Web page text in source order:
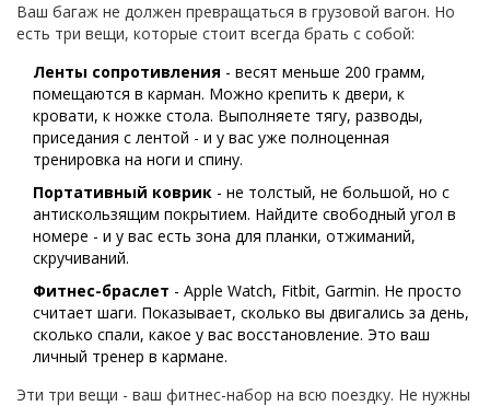
Ваш багаж не должен превращаться в грузовой вагон. Но
есть три вещи, которые стоит всегда брать с собой:
Ленты сопротивления - весят меньше 200 грамм,
помещаются в карман. Можно крепить к двери, к
кровати, к ножке стола. Выполняете тягу, разводы,
приседания с лентой - и у вас уже полноценная
тренировка на ноги и спину.
Портативный коврик - не толстый, не большой, но с
антискользящим покрытием. Найдите свободный угол в
номере - и у вас есть зона для планки, отжиманий,
скручиваний.
Фитнес-браслет - Apple Watch, Fitbit, Garmin. Не просто
считает шаги. Показывает, сколько вы двигались за день,
сколько спали, какое у вас восстановление. Это ваш
личный тренер в кармане.
Эти три вещи - ваш фитнес-набор на всю поездку. Не нужны